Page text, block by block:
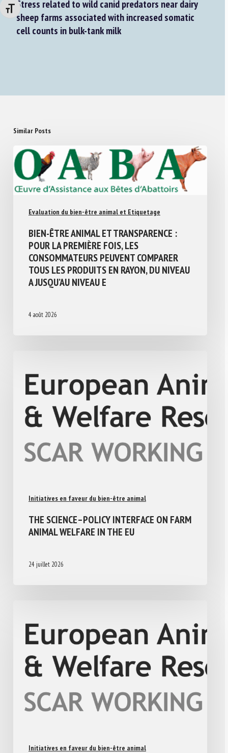
Changer la taille de la police
Stress related to wild canid predators near dairy
sheep farms associated with increased somatic
cell counts in bulk-tank milk
Similar Posts
Evaluation du bien-être animal et Etiquetage
BIEN-ÊTRE ANIMAL ET TRANSPARENCE :
POUR LA PREMIÈRE FOIS, LES
CONSOMMATEURS PEUVENT COMPARER
TOUS LES PRODUITS EN RAYON, DU NIVEAU
A JUSQU’AU NIVEAU E
4 août 2026
Initiatives en faveur du bien-être animal
THE SCIENCE–POLICY INTERFACE ON FARM
ANIMAL WELFARE IN THE EU
24 juillet 2026
Initiatives en faveur du bien-être animal